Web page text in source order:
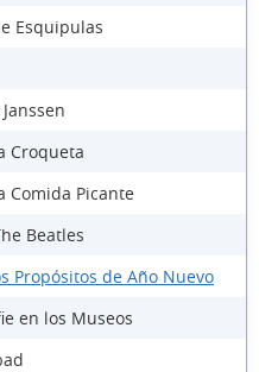
Esquipulas
Croqueta
Comida Picante
Beatles
Propósitos de Año Nuevo
en los Museos